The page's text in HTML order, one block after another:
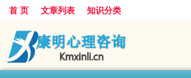
首 页 文章列表 知识分类